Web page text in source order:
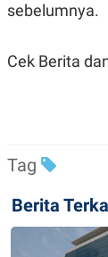
N
N
A
E
R
E
I
LK
sebelumnya.
Cek Berita
Tag
Berita